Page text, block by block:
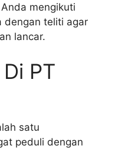
mengikuti
dengan teliti agar
lancar.
PT
satu
peduli dengan